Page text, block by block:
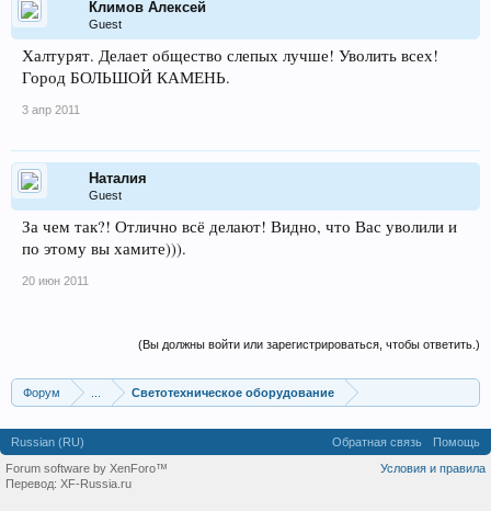
Климов Алексей
Guest
Халтурят. Делает общество слепых лучше! Уволить всех!
Город БОЛЬШОЙ КАМЕНЬ.
3 апр 2011
Наталия
Guest
За чем так?! Отлично всё делают! Видно, что Вас уволили и
по этому вы хамите))).
20 июн 2011
(Вы должны войти или зарегистрироваться, чтобы ответить.)
Форум Светотехническое оборудование
Russian (RU) Обратная связь
Помощь
Условия и правила
Forum software by XenForo™
Перевод: XF-Russia.ru